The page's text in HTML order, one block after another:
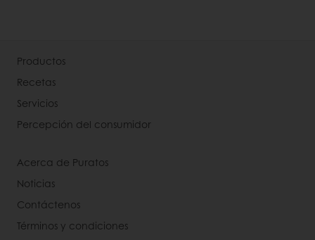
Productos
Recetas
Servicios
Percepción del consumidor
Acerca de Puratos
Noticias
Contáctenos
Términos y condiciones